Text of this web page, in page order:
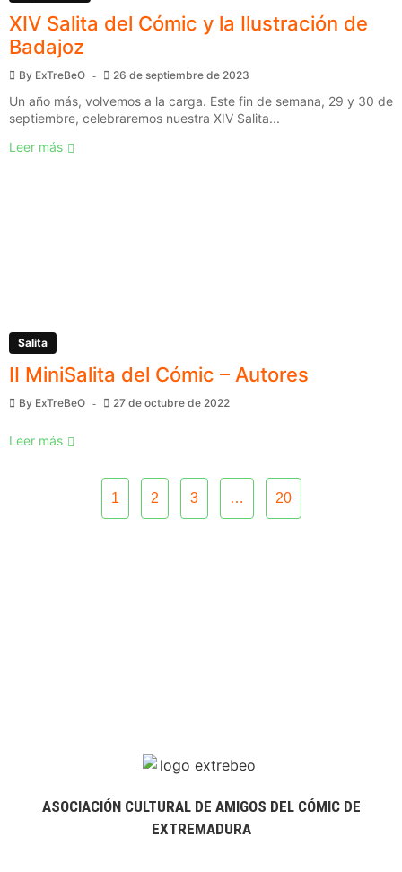
XIV Salita del Cómic y la Ilustración de
Badajoz
By ExTreBeO 26 de septiembre de 2023
Un año más, volvemos a la carga. Este fin de semana, 29 y 30 de
septiembre, celebraremos nuestra XIV Salita...
Leer más
Salita
II MiniSalita del Cómic – Autores
By ExTreBeO 27 de octubre de 2022
Leer más
1 2 3 … 20
ASOCIACIÓN CULTURAL DE AMIGOS DEL CÓMIC DE
EXTREMADURA